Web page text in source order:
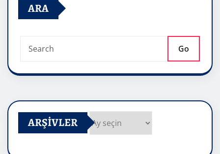
ARA
Go
ARŞIVLER